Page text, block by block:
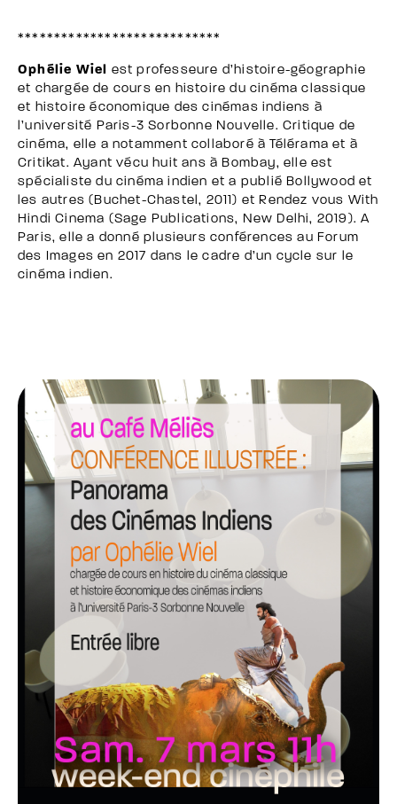
****************************
Ophélie Wiel
est professeure d’histoire-géographie
et chargée de cours en histoire du cinéma classique
et histoire économique des cinémas indiens à
l’université Paris-3 Sorbonne Nouvelle. Critique de
cinéma, elle a notamment collaboré à Télérama et à
Critikat. Ayant vécu huit ans à Bombay, elle est
spécialiste du cinéma indien et a publié Bollywood et
les autres (Buchet-Chastel, 2011) et Rendez vous With
Hindi Cinema (Sage Publications, New Delhi, 2019). A
Paris, elle a donné plusieurs conférences au Forum
des Images en 2017 dans le cadre d’un cycle sur le
cinéma indien.